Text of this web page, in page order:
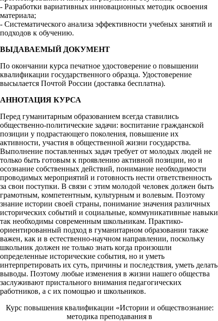
- Разработки вариативных инновационных методик освоения
материала;
- Систематического анализа эффективности учебных занятий и
подходов к обучению.
ВЫДАВАЕМЫЙ ДОКУМЕНТ
По окончании курса печатное удостоверение о повышении
квалификации государственного образца. Удостоверение
высылается Почтой России (доставка бесплатна).
АННОТАЦИЯ КУРСА
Перед гуманитарным образованием всегда ставились
общественно-политические задачи: воспитание гражданской
позиции у подрастающего поколения, повышение их
активности, участия в общественной жизни государства.
Выполнение поставленных задач требует от молодых людей не
только быть готовым к проявлению активной позиции, но и
осознание собственных действий, понимание необходимости
проводимых мероприятий и готовность нести ответственность
за свои поступки. В связи с этим молодой человек должен быть
грамотным, компетентным, культурным и волевым. Поэтому
знание истории своей страны, понимание значения различных
исторических событий и социальные, коммуникативные навыки
так необходимы современным школьникам. Практико-
ориентированный подход в гуманитарном образовании также
важен, как и в естественно-научном направлении, поскольку
школьник должен не только знать когда произошли
определенные исторические события, но и уметь
интерпретировать их суть, причины и последствия, уметь делать
выводы. Поэтому любые изменения в жизни нашего общества
заслуживают пристального внимания педагогических
работников, а с их помощью и школьников.
Курс повышения квалификации «Истории и обществознание:
методика преподавания в